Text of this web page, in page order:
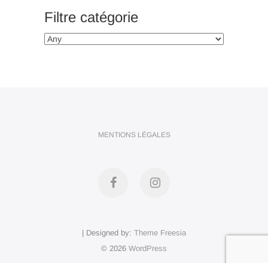
Filtre catégorie
MENTIONS LÉGALES
FacebookInstagram
| Designed by: Theme Freesia
© 2026 WordPress